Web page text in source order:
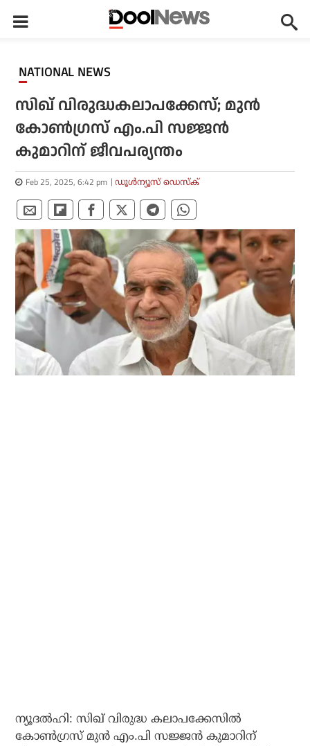
NATIONAL NEWS
സിഖ് വിരുദ്ധകലാപക്കേസ്; മുന്‍
കോണ്‍ഗ്രസ് എം.പി സജ്ജന്‍
കുമാറിന് ജീവപര്യന്തം
Feb 25, 2025, 6:42 pm ഡൂള്‍ന്യൂസ് ഡെസ്‌ക്
ന്യൂദല്‍ഹി: സിഖ് വിരുദ്ധ കലാപക്കേസില്‍
കോണ്‍ഗ്രസ് മുന്‍ എം.പി സജ്ജന്‍ കുമാറിന്